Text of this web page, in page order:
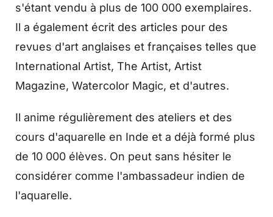
s'étant vendu à plus de 100 000 exemplaires.
Il a également écrit des articles pour des
revues d'art anglaises et françaises telles que
International Artist, The Artist, Artist
Magazine, Watercolor Magic, et d'autres.
Il anime régulièrement des ateliers et des
cours d'aquarelle en Inde et a déjà formé plus
de 10 000 élèves. On peut sans hésiter le
considérer comme l'ambassadeur indien de
l'aquarelle.